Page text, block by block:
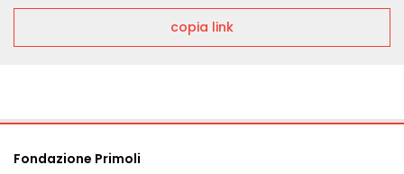
copia link
Fondazione Primoli